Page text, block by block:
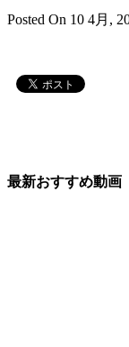
Posted On 10 4月,
最新おすすめ動画